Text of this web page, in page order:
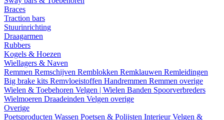
Braces
Traction bars
Stuurinrichting
Draagarmen
Rubbers
Kogels & Hoezen
Wiellagers & Naven
Remmen Remschijven Remblokken Remklauwen Remleidingen
Big brake kits Remvloeistoffen Handremmen Remmen overige
Wielen & Toebehoren Velgen | Wielen Banden Spoorverbreders
Wielmoeren Draadeinden Velgen overige
Overige
Poetsproducten Wassen Poetsen & Polijsten InterieurVelgen &